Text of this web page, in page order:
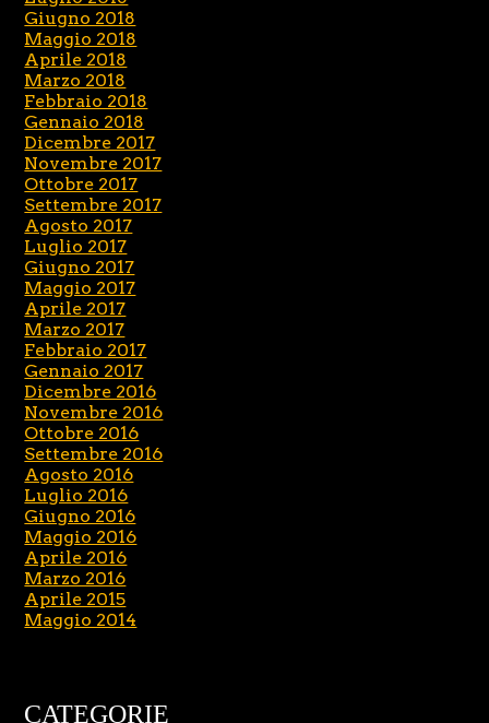
Giugno 2018
Maggio 2018
Aprile 2018
Marzo 2018
Febbraio 2018
Gennaio 2018
Dicembre 2017
Novembre 2017
Ottobre 2017
Settembre 2017
Agosto 2017
Luglio 2017
Giugno 2017
Maggio 2017
Aprile 2017
Marzo 2017
Febbraio 2017
Gennaio 2017
Dicembre 2016
Novembre 2016
Ottobre 2016
Settembre 2016
Agosto 2016
Luglio 2016
Giugno 2016
Maggio 2016
Aprile 2016
Marzo 2016
Aprile 2015
Maggio 2014
CATEGORIE